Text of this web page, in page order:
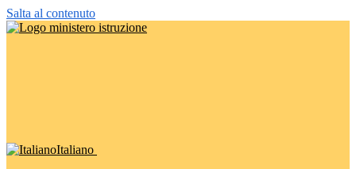
Salta al contenuto
Italiano